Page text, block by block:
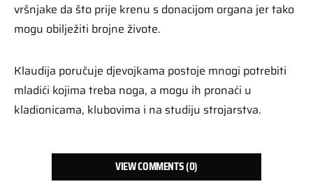
vršnjake da što prije krenu s donacijom organa jer tako
mogu obilježiti brojne živote.
Klaudija poručuje djevojkama postoje mnogi potrebiti
mladići kojima treba noga, a mogu ih pronaći u
kladionicama, klubovima i na studiju strojarstva.
VIEW COMMENTS (0)